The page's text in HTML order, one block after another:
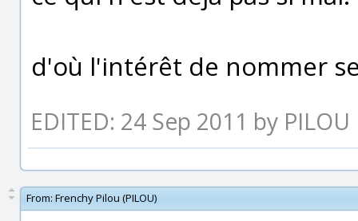
d'où l'intérêt de nommer
EDITED: 24 Sep 2011 by PILOU
From: Frenchy Pilou (PILOU)